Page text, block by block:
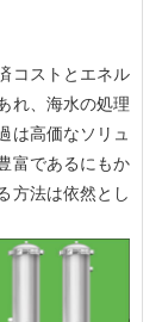
コストとエネル
れ、海水の処理
は高価なソリュ
富であるにもか
方法は依然とし